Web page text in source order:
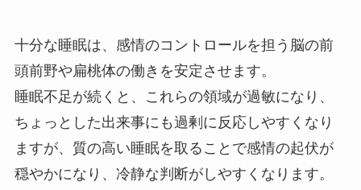
十分な睡眠は、感情のコントロールを担う脳の前
頭前野や扁桃体の働きを安定させます。
睡眠不足が続くと、これらの領域が過敏になり、
ちょっとした出来事にも過剰に反応しやすくなり
ますが、質の高い睡眠を取ることで感情の起伏が
穏やかになり、冷静な判断がしやすくなります。